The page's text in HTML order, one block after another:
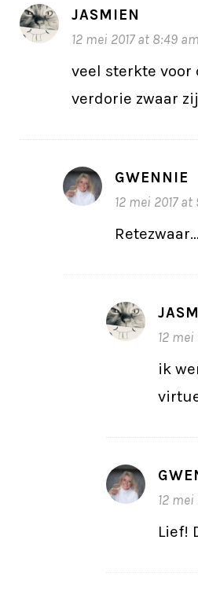
JASMIEN
12 mei 2017 at 8:49 am
veel sterkte
verdorie zwaar
GWENNIE
12 mei 2017
12 mei
ik
12 mei
Lief!